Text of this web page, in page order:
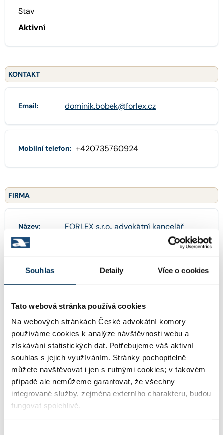
Souhlas Detaily Více o cookies
Tato webová stránka používá cookies
Na webových stránkách České advokátní komory
používáme cookies k analýze návštěvnosti webu a
získávání statistických dat. Potřebujeme váš aktivní
souhlas s jejich využíváním. Stránky pochopitelně
můžete navštěvovat i jen s nutnými cookies; v takovém
případě ale nemůžeme garantovat, že všechny
integrované služby, zejména externího charakteru, budou
fungovat spolehlivě.
Stav
Aktivní
KONTAKT
Email: dominik.bobek@forlex.cz
Mobilní telefon: +420735760924
FIRMA
Název: FORLEX s.r.o., advokátní kancelář
IČO: 04275705
Adresa: 28. října 3159/29 , 70200 Ostrava
WWW: http://www.forlex.cz
Email: info@forlex.cz